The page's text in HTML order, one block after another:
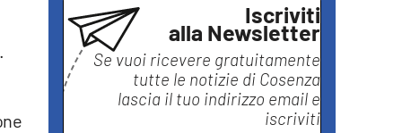
Iscriviti
alla Newsletter
Se vuoi ricevere gratuitamente
tutte le notizie di Cosenza
lascia il tuo indirizzo email e
iscriviti